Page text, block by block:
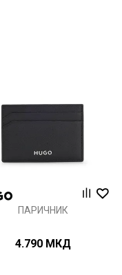
ПАРИЧНИК
4.790 МКД